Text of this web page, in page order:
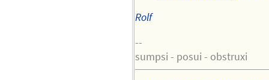
Rolf
--
sumpsi - posui - obstruxi